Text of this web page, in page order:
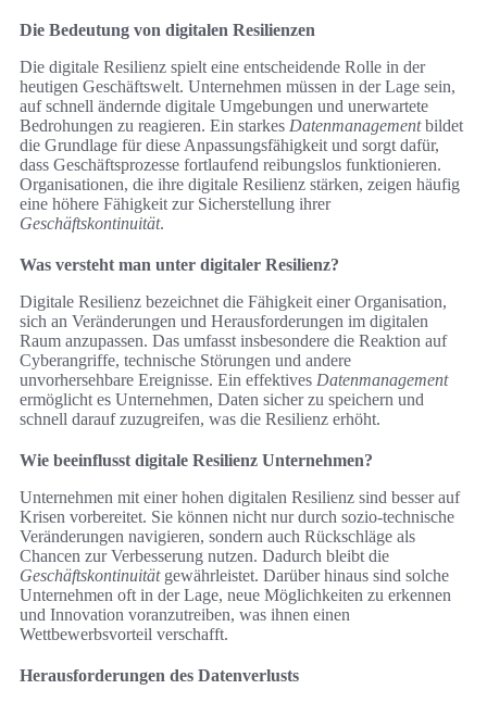
Die Bedeutung von digitalen Resilienzen
Die digitale Resilienz spielt eine entscheidende Rolle in der
heutigen Geschäftswelt. Unternehmen müssen in der Lage sein,
auf schnell ändernde digitale Umgebungen und unerwartete
Bedrohungen zu reagieren. Ein starkes Datenmanagementbildet
die Grundlage für diese Anpassungsfähigkeit und sorgt dafür,
dass Geschäftsprozesse fortlaufend reibungslos funktionieren.
Organisationen, die ihre digitale Resilienz stärken, zeigen häufig
eine höhere Fähigkeit zur Sicherstellung ihrer
Geschäftskontinuität.
Was versteht man unter digitaler Resilienz?
Digitale Resilienz bezeichnet die Fähigkeit einer Organisation,
sich an Veränderungen und Herausforderungen im digitalen
Raum anzupassen. Das umfasst insbesondere die Reaktion auf
Cyberangriffe, technische Störungen und andere
unvorhersehbare Ereignisse. Ein effektives Datenmanagement
ermöglicht es Unternehmen, Daten sicher zu speichern und
schnell darauf zuzugreifen, was die Resilienz erhöht.
Wie beeinflusst digitale Resilienz Unternehmen?
Unternehmen mit einer hohen digitalen Resilienz sind besser auf
Krisen vorbereitet. Sie können nicht nur durch sozio-technische
Veränderungen navigieren, sondern auch Rückschläge als
Chancen zur Verbesserung nutzen. Dadurch bleibt die
Geschäftskontinuitätgewährleistet. Darüber hinaus sind solche
Unternehmen oft in der Lage, neue Möglichkeiten zu erkennen
und Innovation voranzutreiben, was ihnen einen
Wettbewerbsvorteil verschafft.
Herausforderungen des Datenverlusts